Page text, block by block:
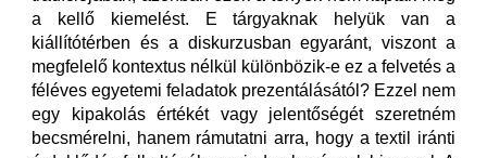
a kellő kiemelést. E tárgyaknak helyük van a
kiállítótérben és a diskurzusban egyaránt, viszont a
megfelelő kontextus nélkül különbözik-e ez a felvetés a
féléves egyetemi feladatok prezentálásától? Ezzel nem
egy kipakolás értékét vagy jelentőségét szeretném
becsmérelni, hanem rámutatni arra, hogy a textil iránti